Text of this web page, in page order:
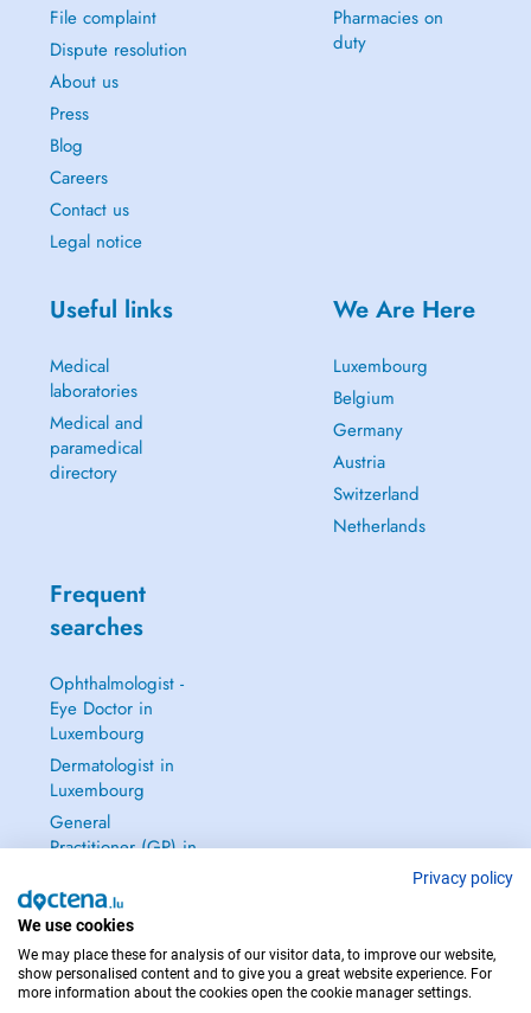
File complaint
Dispute resolution
About us
Press
Blog
Careers
Contact us
Legal notice
Pharmacies on
duty
Useful links
Medical
laboratories
Medical and
paramedical
directory
We Are Here
Luxembourg
Belgium
Germany
Austria
Switzerland
Netherlands
Frequent
searches
Ophthalmologist -
Eye Doctor in
Luxembourg
Dermatologist in
Luxembourg
General
Practitioner (GP) in
Gynecologist in
Luxembourg
See all →
Privacy policy
We use cookies
We may place these for analysis of our visitor data, to improve our website,
show personalised content and to give you a great website experience. For
more information about the cookies open the cookie manager settings.